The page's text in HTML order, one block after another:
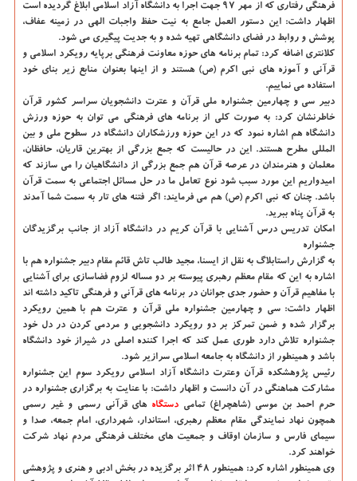
فرهنگی رفتاری كه از مهر 97 جهت اجرا به دانشگاه آزاد اسلامی ابلاغ گردیده است
اظهار داشت: این دستور العمل جامع به نیت حفظ واجبات الهی در زمینه عفاف،
پوشش و روابط در فضای دانشگاهی تهیه شده و به جدیت پیگیری می شود.
كلانتری اضافه كرد: تمام برنامه های حوزه معاونت فرهنگی برپایه رویكرد اسلامی و
قرآنی و آموزه های نبی اكرم (ص) هستند و از اینها بعنوان منابع زیر بنای خود
استفاده می نماییم.
دبیر سی و چهارمین جشنواره ملی قرآن و عترت دانشجویان سراسر كشور قرآن
خاطرنشان كرد: به صورت كلی از برنامه های فرهنگی می توان به حوزه ورزش
دانشگاه هم اشاره نمود كه در این حوزه ورزشكاران دانشگاه در سطوح ملی و بین
المللی مطرح هستند. این در حالیست كه جمع بزرگی از بهترین قاریان، حافظان،
معلمان و هنرمندان در عرصه قرآن هم جمع بزرگی از دانشگاهیان را می سازند كه
امیدواریم این مورد سبب شود نوع تعامل ما در حل مسائل اجتماعی به سمت قرآن
باشد. چنان كه نبی اكرم (ص) هم می فرمایند: اگر فتنه های تار به سمت شما آمدند
به قرآن پناه ببرید.
امكان تدریس درس آشنایی با قرآن كریم در دانشگاه آزاد از جانب برگزیدگان
جشنواره
به گزارش راستابلاگ به نقل از ایسنا، مجید طالب تاش قائم مقام دبیر جشنواره هم با
اشاره به این كه مقام معظم رهبری پیوسته بر دو مساله لزوم فضاسازی برای آشنایی
با مفاهیم قرآن و حضور جدی جوانان در برنامه های قرآنی و فرهنگی تاكید داشته اند
اظهار داشت: سی و چهارمین جشنواره ملی قرآن و عترت هم با همین رویكرد
برگزار شده و ضمن تمركز بر دو رویكرد دانشجویی و مردمی كردن در دل خود
جشنواره تلاش دارد طوری عمل كند كه اجرا كننده اصلی در شیراز خود دانشگاه
باشد و همینطور از دانشگاه به جامعه اسلامی سرازیر شود.
رئیس پژوهشكده قرآن وعترت دانشگاه آزاد اسلامی رویكرد سوم این جشنواره
مشاركت هماهنگی در آن دانست و اظهار داشت: با عنایت به برگزاری جشنواره در
حرم احمد بن موسی (شاهچراغ) تمامی دستگاه های قرآنی رسمی و غیر رسمی
همچون نهاد نمایندگی مقام معظم رهبری، استاندار، شهرداری، امام جمعه، صدا و
سیمای فارس و سازمان اوقاف و جمعیت های مختلف فرهنگی مردم نهاد شركت
خواهند كرد.
وی همینطور اشاره كرد: همینطور 48 اثر برگزیده در بخش ادبی و هنری و پژوهشی